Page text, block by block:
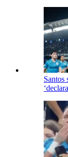
Santos